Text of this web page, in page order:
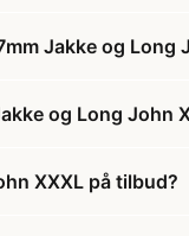
Jakke og Long
og Long John
XXXL på tilbud?